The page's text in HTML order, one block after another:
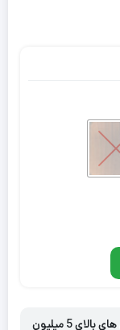
هزینه ارسال فقط 149 هزار تومان است. سفارش های بالای 5 میلیون